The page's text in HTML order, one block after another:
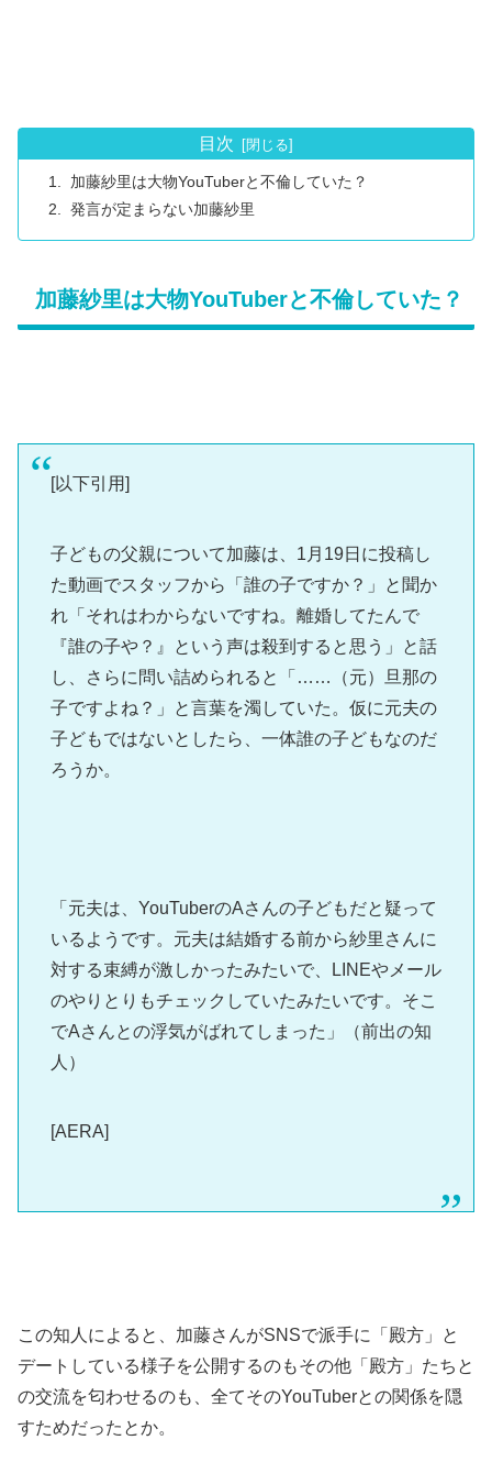
目次
加藤紗里は大物YouTuberと不倫していた？
発言が定まらない加藤紗里
加藤紗里は大物YouTuberと不倫していた？
[以下引用]
子どもの父親について加藤は、1月19日に投稿し
た動画でスタッフから「誰の子ですか？」と聞か
れ「それはわからないですね。離婚してたんで
『誰の子や？』という声は殺到すると思う」と話
し、さらに問い詰められると「……（元）旦那の
子ですよね？」と言葉を濁していた。仮に元夫の
子どもではないとしたら、一体誰の子どもなのだ
ろうか。
「元夫は、YouTuberのAさんの子どもだと疑って
いるようです。元夫は結婚する前から紗里さんに
対する束縛が激しかったみたいで、LINEやメール
のやりとりもチェックしていたみたいです。そこ
でAさんとの浮気がばれてしまった」（前出の知
人）
[AERA]
この知人によると、加藤さんがSNSで派手に「殿方」と
デートしている様子を公開するのもその他「殿方」たちと
の交流を匂わせるのも、全てそのYouTuberとの関係を隠
すためだったとか。